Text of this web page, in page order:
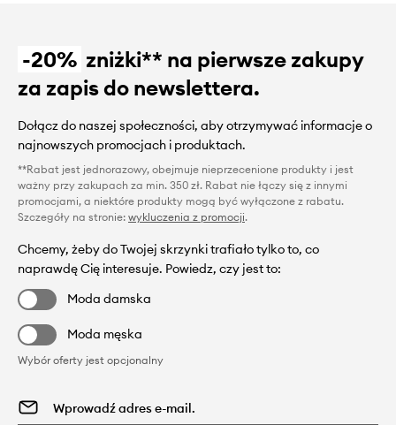
-20% zniżki** na pierwsze zakupy
za zapis do newslettera.
Dołącz do naszej społeczności, aby otrzymywać informacje o
najnowszych promocjach i produktach.
**Rabat jest jednorazowy, obejmuje nieprzecenione produkty i jest
ważny przy zakupach za min. 350 zł. Rabat nie łączy się z innymi
promocjami, a niektóre produkty mogą być wyłączone z rabatu.
Szczegóły na stronie: wykluczenia z promocji.
Chcemy, żeby do Twojej skrzynki trafiało tylko to, co
naprawdę Cię interesuje. Powiedz, czy jest to:
Moda damska
Moda męska
Wybór oferty jest opcjonalny